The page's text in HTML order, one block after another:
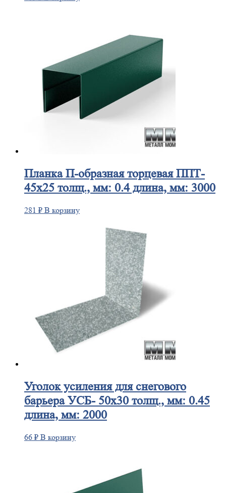
ПланкаП-образная торцевая ППТ-
45х25 толщ., мм: 0.4 длина, мм: 3000
281 ₽ В корзину
Уголокусиления для снегового
барьера УСБ- 50х30 толщ., мм: 0.45
длина, мм: 2000
66 ₽ В корзину